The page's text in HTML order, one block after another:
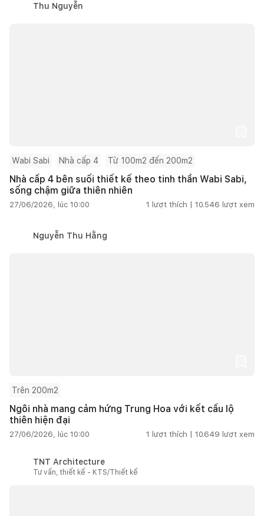
Thu Nguyễn
Wabi Sabi Nhà cấp 4 Từ 100m2 đến 200m2
Nhà cấp 4 bên suối thiết kế theo tinh thần Wabi Sabi,
sống chậm giữa thiên nhiên
27/06/2026, lúc 10:00 1 lượt thích | 10.546 lượt xem
Nguyễn Thu Hằng
Trên 200m2
Ngôi nhà mang cảm hứng Trung Hoa với kết cấu lộ
thiên hiện đại
27/06/2026, lúc 10:00 1 lượt thích | 10.649 lượt xem
TNT Architecture
Tư vấn, thiết kế - KTS/Thiết kế